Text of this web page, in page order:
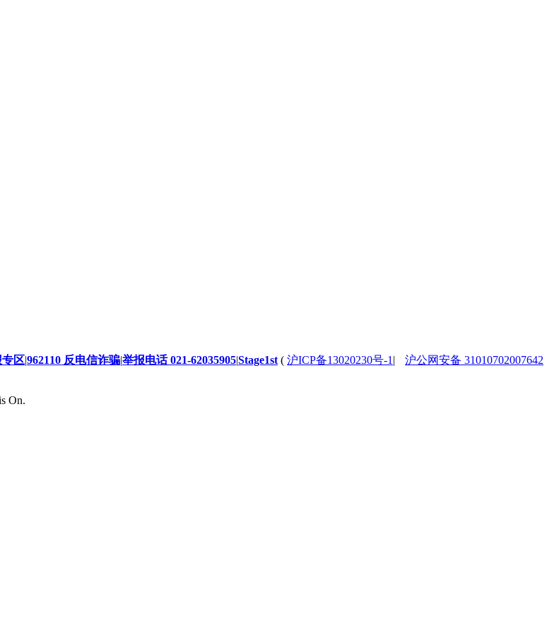
专区|962110 反电信诈骗|举报电话 021-62035905|Stage1st ( 沪ICP备13020230号-1 |
沪公网安备 31010702007642
On.